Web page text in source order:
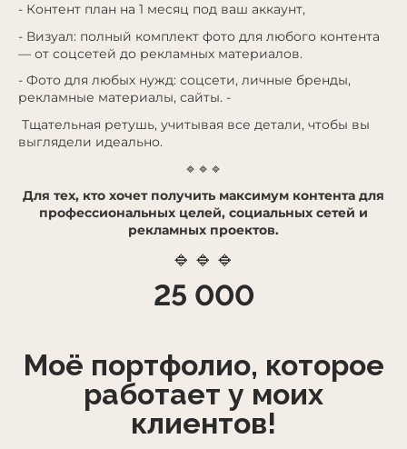
- Контент план на 1 месяц под ваш аккаунт,
- Визуал: полный комплект фото для любого контента
— от соцсетей до рекламных материалов.
- Фото для любых нужд: соцсети, личные бренды,
рекламные материалы, сайты. -
Тщательная ретушь, учитывая все детали, чтобы вы
выглядели идеально.
🔹🔹🔹
Для тех, кто хочет получить максимум контента для
профессиональных целей, социальных сетей и
рекламных проектов.
🔹🔹🔹
25 000
Моё портфолио, которое
работает у моих
клиентов!